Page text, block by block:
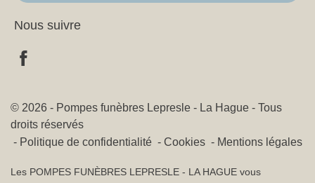
Nous suivre
© 2026 - Pompes funèbres Lepresle - La Hague - Tous
droits réservés
Politique de confidentialité
Cookies Mentions légales
Les POMPES FUNÈBRES LEPRESLE - LA HAGUE vous